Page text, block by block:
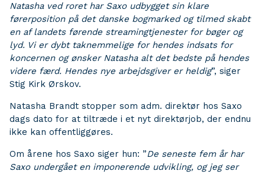
Natasha ved roret har Saxo udbygget sin klare
førerposition på det danske bogmarked og tilmed skabt
en af landets førende streamingtjenester for bøger og
lyd. Vi er dybt taknemmelige for hendes indsats for
koncernen og ønsker Natasha alt det bedste på hendes
videre færd. Hendes nye arbejdsgiver er heldig”, siger
Stig Kirk Ørskov.
Natasha Brandt stopper som adm. direktør hos Saxo
dags dato for at tiltræde i et nyt direktørjob, der endnu
ikke kan offentliggøres.
Om årene hos Saxo siger hun: ”De seneste fem år har
Saxo undergået en imponerende udvikling, og jeg ser